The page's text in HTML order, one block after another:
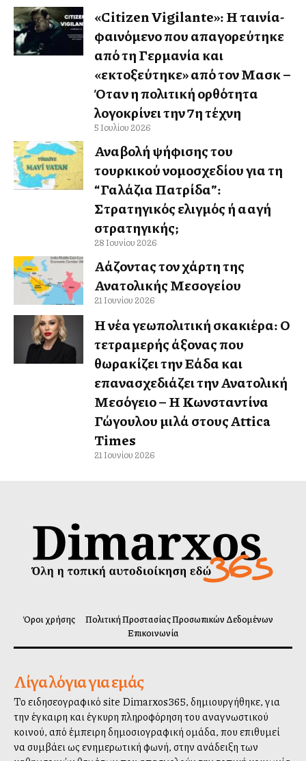
«Citizen Vigilante»: Η ταινία-
φαινόμενο που απαγορεύτηκε
από τη Γερμανία και
«εκτοξεύτηκε» από τον Μασκ –
Όταν η πολιτική ορθότητα
λογοκρίνει την 7η τέχνη
5 Ιουλίου 2026
Αναβολή ψήφισης του
τουρκικού νομοσχεδίου για τη
“Γαλάζια Πατρίδα”:
Στρατηγικός ελιγμός ή αλλαγή
στρατηγικής;
28 Ιουνίου 2026
Αλλάζοντας τον χάρτη της
Ανατολικής Μεσογείου
21 Ιουνίου 2026
Η νέα γεωπολιτική σκακιέρα: Ο
τετραμερής άξονας που
θωρακίζει την Ελλάδα και
επανασχεδιάζει την Ανατολική
Μεσόγειο – Η Κωνσταντίνα
Γώγουλου μιλά στους Attica
Times
21 Ιουνίου 2026
Όροι χρήσης
Πολιτική Προστασίας Προσωπικών Δεδομένων
Επικοινωνία
Λίγα λόγια για εμάς
Το ειδησεογραφικό site Dimarxos365, δημιουργήθηκε, για
την έγκαιρη και έγκυρη πληροφόρηση του αναγνωστικού
κοινού, από έμπειρη δημοσιογραφική ομάδα, που επιθυμεί
να συμβάλλει ως ενημερωτική φωνή, στην ανάδειξη των